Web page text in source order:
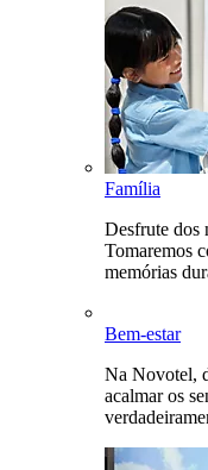
Família
Desfrute dos
Tomaremos
memórias
Bem-estar
Na Novotel,
acalmar os